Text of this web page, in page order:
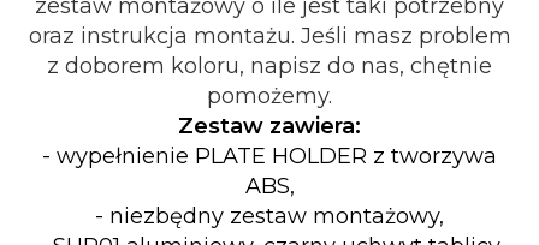
zestaw montażowy o ile jest taki potrzebny
oraz instrukcja montażu. Jeśli masz problem
z doborem koloru, napisz do nas, chętnie
pomożemy.
Zestaw zawiera:
- wypełnienie PLATE HOLDER z tworzywa
ABS,
- niezbędny zestaw montażowy,